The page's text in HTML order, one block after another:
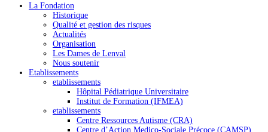
La Fondation
Historique
Qualité et gestion des risques
Actualités
Organisation
Les Dames de Lenval
Nous soutenir
Etablissements
etablissements
Hôpital Pédiatrique Universitaire
Institut de Formation (IFMEA)
etablissements
Centre Ressources Autisme (CRA)
Centre d’Action Medico-Sociale Précoce (CAMSP)